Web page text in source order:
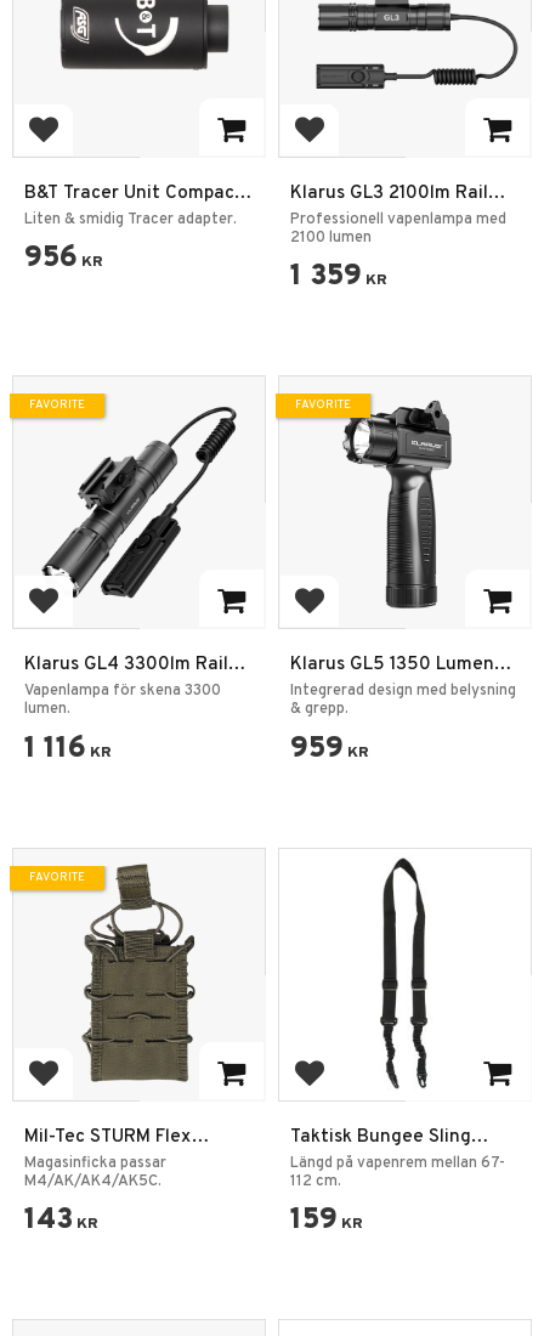
Add to favorites
B&T Tracer Unit Compact
11mm CW 14mm CCW
Liten & smidig Tracer adapter.
956 KR
Add to favorites
Klarus GL3 2100lm Rail
Light IPX6 Vapen
Ficklampa
Professionell vapenlampa med
2100 lumen
1 359 KR
Add to favorites
Klarus GL4 3300lm Rail
Light IPX8 Vapen
Ficklampa
Vapenlampa för skena 3300
lumen.
1 116 KR
FAVORITE
Add to favorites
Klarus GL5 1350 Lumen
Vertical Tactical Foregrip
Flashlight
Integrerad design med belysning
& grepp.
959 KR
FAVORITE
Add to favorites
Mil-Tec STURM Flex
Magasin Pouch
Magasinficka passar
M4/AK/AK4/AK5C.
143 KR
FAVORITE
Add to favorites
Taktisk Bungee Sling
Gevärsrem 2-point Svart
Längd på vapenrem mellan 67-
112 cm.
159 KR